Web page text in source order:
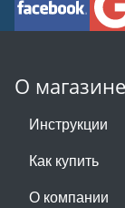
О магазине
Инструкции
Как купить
О компании